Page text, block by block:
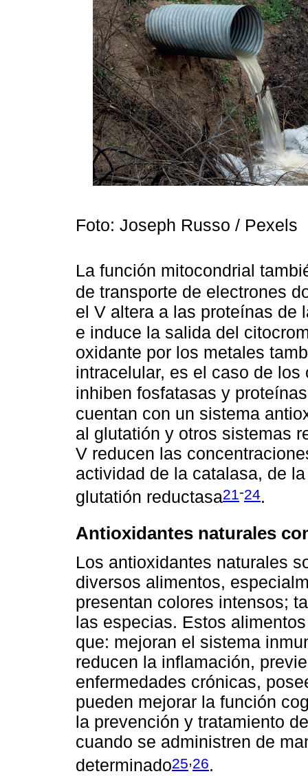
Foto: Joseph Russo / Pexels
La función mitocondrial
de transporte de electrones
el V altera a las proteínas de
e induce la salida del
oxidante por los metales
intracelular, es el caso de
inhiben fosfatasas y
cuentan con un sistema
al glutatión y otros sistemas
V reducen las
actividad de la catalasa, de
glutatión reductasa21-24.
Antioxidantes naturales
Los antioxidantes naturales
diversos alimentos,
presentan colores intensos;
las especias. Estos
que: mejoran el sistema
reducen la inflamación,
enfermedades crónicas,
pueden mejorar la función
la prevención y tratamiento
cuando se administren de
determinado25,26.